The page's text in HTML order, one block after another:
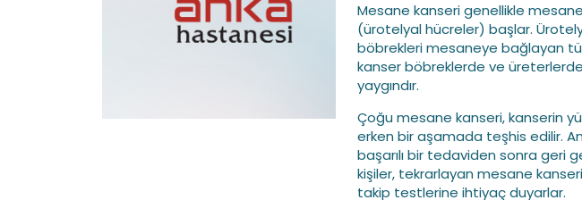
Mesane kanseri genellikle
(ürotelyal hücreler) başlar.
böbrekleri mesaneye bağlayan
kanser böbreklerde ve
yaygındır.
Çoğu mesane kanseri, kanserin
erken bir aşamada teşhis edilir.
başarılı bir tedaviden sonra geri
kişiler, tekrarlayan mesane
takip testlerine ihtiyaç duyarlar.